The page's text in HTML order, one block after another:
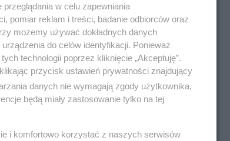
w celu zapewniania
pomiar reklam i treści, badanie odbiorców oraz
możemy używać dokładnych danych
do celów identyfikacji. Ponieważ
technologii poprzez kliknięcie „Akceptuję”.
przycisk ustawień prywatności znajdujący
danych nie wymagają zgody użytkownika,
będą miały zastosowanie tylko na tej
i komfortowo korzystać z naszych serwisów